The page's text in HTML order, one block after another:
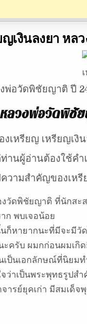
ญเงินลงยา ห
งพ่อวัดพิชัยญาติ ปี
ลวงพ่อวัดพิชั
เหรียญ เหรียญเงิ
านผู้อ่านต้องใช้ค
วามสำคัญของเหรี
งวัดพิชัยญาติ ที่นักสะ
ก พบเจอน้อย
นก็หายากนะที่มีจะมีวั
ครับ ผมกก่อนผมเกิ
เป็นเอกลักษณ์ที่นิยม
จว่าเป็นพระพุทธรูป
ารย์ยุคเก่า มีสมเด็จ